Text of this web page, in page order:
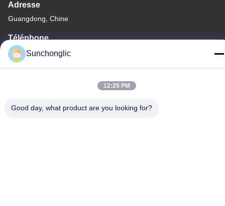
Adresse
Guangdong, Chine
Téléphone
86--13711271181
Politique en matière de protection de la vie privée
Sunchonglic
12:25 PM
Good day, what product are you looking for?